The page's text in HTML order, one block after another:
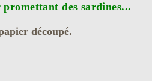
des sardines...
découpé.